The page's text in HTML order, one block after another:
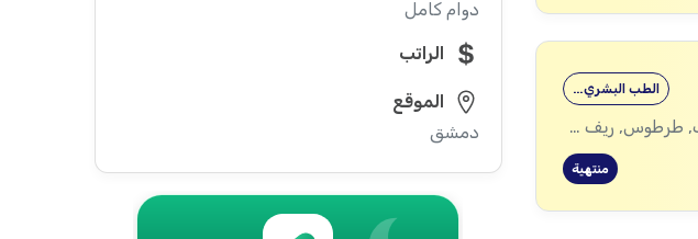
الطب البشري…
حلب, طرطوس, ريف دمشق, ديرالزور, درعا, السويداء, إدلب, القنيطرة, اللاذقية, الرقة, حمص, الحسكة, حماة
منتهية
دوام كامل
الراتب
الموقع
دمشق